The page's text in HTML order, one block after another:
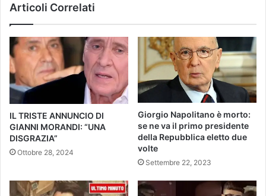
Articoli Correlati
IL TRISTE ANNUNCIO DI
GIANNI MORANDI: “UNA
DISGRAZIA”
Ottobre 28, 2024
Giorgio Napolitano è morto:
se ne va il primo presidente
della Repubblica eletto due
volte
Settembre 22, 2023